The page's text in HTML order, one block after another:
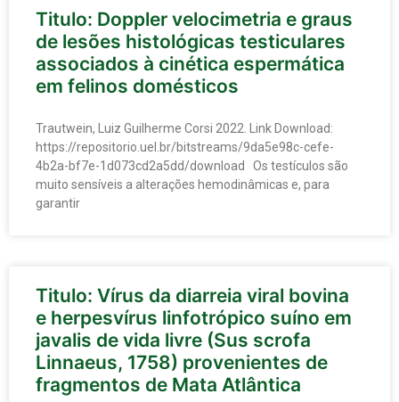
Titulo: Doppler velocimetria e graus
de lesões histológicas testiculares
associados à cinética espermática
em felinos domésticos
Trautwein, Luiz Guilherme Corsi 2022. Link Download:
https://repositorio.uel.br/bitstreams/9da5e98c-cefe-
4b2a-bf7e-1d073cd2a5dd/download Os testículos são
muito sensíveis a alterações hemodinâmicas e, para
garantir
Titulo: Vírus da diarreia viral bovina
e herpesvírus linfotrópico suíno em
javalis de vida livre (Sus scrofa
Linnaeus, 1758) provenientes de
fragmentos de Mata Atlântica